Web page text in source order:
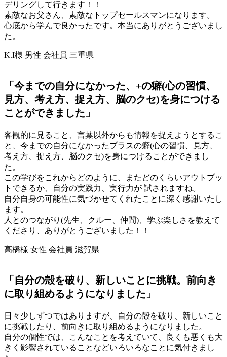
デリングして行きます！！
素敵なお父さん、素敵なトップセールスマンになります。
心底から学んで良かったです。本当にありがとうございまし
た。
K.I様 男性 会社員 三重県
「今までの自分になかった、+の癖(心の習慣、
見方、考え方、捉え方、脳のクセ)を身につける
ことができました」
客観的に見ること、言葉以外からも情報を捉えようとするこ
と、今までの自分になかったプラスの癖(心の習慣、見方、
考え方、捉え方、脳のクセ)を身につけることができまし
た。
この学びをこれからどのように、またどのくらいアウトプッ
トできるか、自分の実践力、実行力が 試されますね。
自分自身の可能性に気づかせてくれたことに深く感謝いたし
ます。
人とのつながり(先生、クルー、仲間)、学ぶ楽しさを教えて
くださり、ありがとうございました！！
高橋様 女性 会社員 滋賀県
「自分の殻を破り、新しいことに挑戦。前向き
に取り組めるようになりました」
日々少しずつではありますが、自分の殻を破り、新しいこと
に挑戦したり、前向きに取り組めるようになりました。
自分の個性では、こんなことを考えていて、良くも悪くも大
きく影響されていることなどいろいろなことに気付きまし